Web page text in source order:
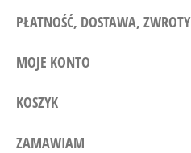
PŁATNOŚĆ, DOSTAWA, ZWROTY
MOJE KONTO
KOSZYK
ZAMAWIAM